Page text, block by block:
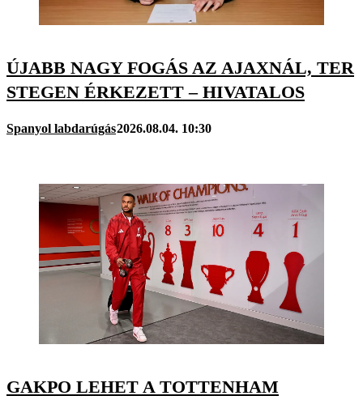
ÚJABB NAGY FOGÁS AZ AJAXNÁL, TER
STEGEN ÉRKEZETT – HIVATALOS
Spanyol labdarúgás2026.08.04. 10:30
GAKPO LEHET A TOTTENHAM